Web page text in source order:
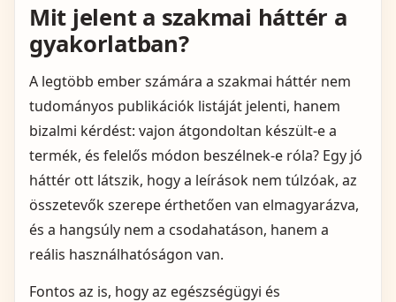
Mit jelent a szakmai háttér a
gyakorlatban?
A legtöbb ember számára a szakmai háttér nem
tudományos publikációk listáját jelenti, hanem
bizalmi kérdést: vajon átgondoltan készült-e a
termék, és felelős módon beszélnek-e róla? Egy jó
háttér ott látszik, hogy a leírások nem túlzóak, az
összetevők szerepe érthetően van elmagyarázva,
és a hangsúly nem a csodahatáson, hanem a
reális használhatóságon van.
Fontos az is, hogy az egészségügyi és